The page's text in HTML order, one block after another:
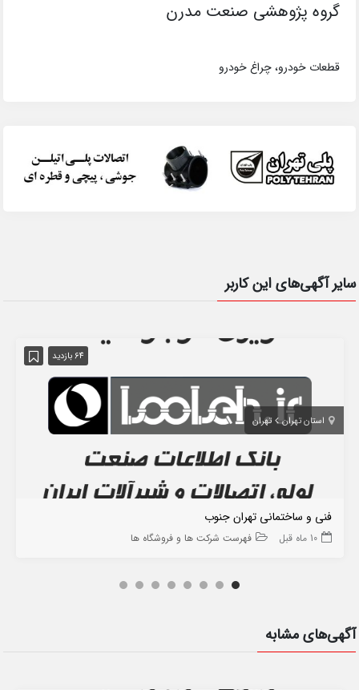
گروه پژوهشی صنعت مدرن
قطعات خودرو، چراغ خودرو
سایر آگهی‌های این کاربر
64 بازدید
استان تهران تهران
فنی و ساختمانی تهران جنوب
10 ماه قبل فهرست شرکت ها و فروشگاه ها
آگهی‌های مشابه